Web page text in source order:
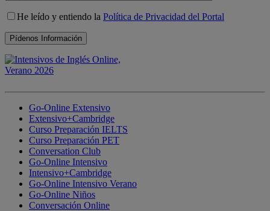
He leído y entiendo la Política de Privacidad del Portal
Go-Online Extensivo
Extensivo+Cambridge
Curso Preparación IELTS
Curso Preparación PET
Conversation Club
Go-Online Intensivo
Intensivo+Cambridge
Go-Online Intensivo Verano
Go-Online Niños
Conversación Online